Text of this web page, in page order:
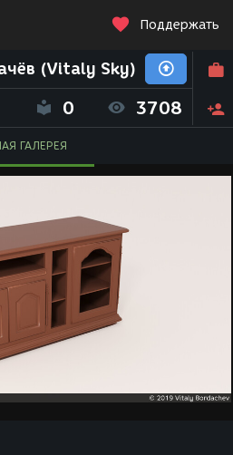
Поддержать
(Vitaly Sky)
0 3708
ГАЛЕРЕЯ